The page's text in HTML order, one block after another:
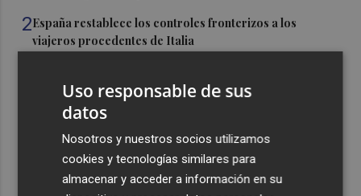
2España restablece los controles fronterizos a los
viajeros procedentes de Italia
Ferran Torres, recibido con un baño de masas en su
pueblo: "Allá donde voy siempre digo que soy de Foios"
Foios se vuelca con Ferran Torres
Uso responsable de sus
datos
Nosotros y nuestros socios utilizamos
cookies y tecnologías similares para
almacenar y acceder a información en su